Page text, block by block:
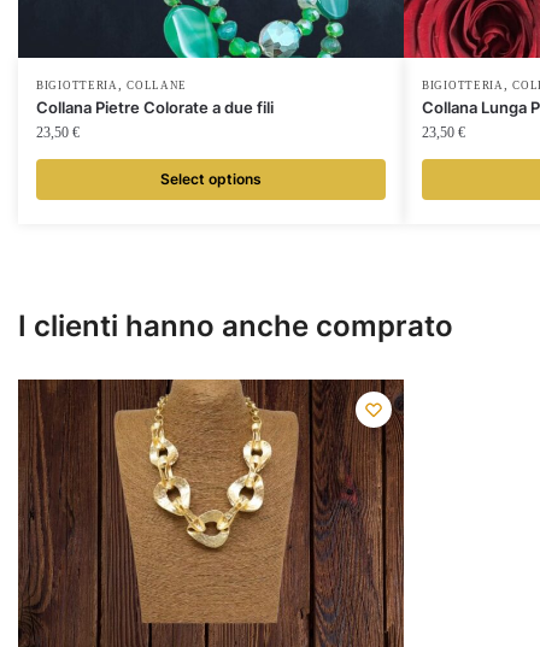
BIGIOTTERIA ,COLLANE
Collana Pietre Colorate a due fili
23,50 €
Select options
BIGIOTTERIA ,
Collana Lunga
23,50 €
I clienti hanno anche comprato